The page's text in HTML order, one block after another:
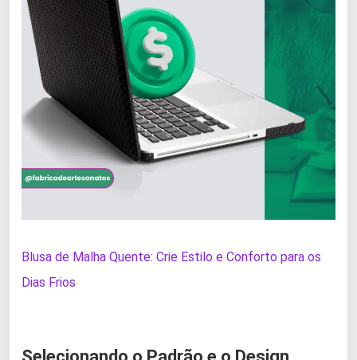
Blusa de Malha Quente: Crie Estilo e Conforto para os
Dias Frios